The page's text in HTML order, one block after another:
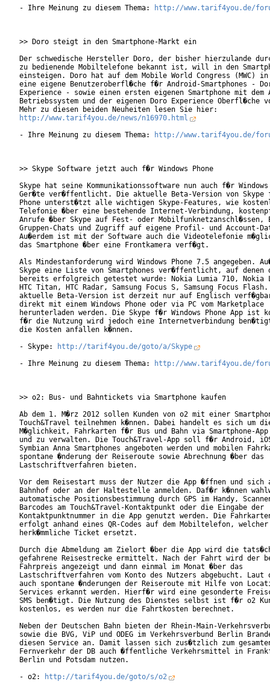
- Ihre Meinung zu diesem Thema:
http://www.tarif4you.de/
>> Doro steigt in den Smartphone-Markt ein
Der schwedische Hersteller Doro, der bisher hierzulande
zu bedienende Mobiltelefone bekannt ist, will in den
einsteigen. Doro hat auf dem Mobile World Congress (MWC)
eine eigene Benutzeroberfl�che f�r Android-Smartphones -
Experience - sowie einen ersten eigenen Smartphone mit dem
Betriebssystem und der eigenen Doro Experience
http://www.tarif4you.de/news/n16970.html
- Ihre Meinung zu diesem Thema:
http://www.tarif4you.de/
>> Skype Software jetzt auch f�r Windows Phone
Skype hat seine Kommunikationssoftware nun auch f�r Windows
Ger�te ver�ffentlicht. Die aktuelle Beta-Version von Skype
Phone unterst�tzt alle wichtigen Skype-Features, wie
Telefonie �ber eine bestehende Internet-Verbindung,
Anrufe �ber Skype auf Fest- oder Mobilfunknetzanschl�ssen,
Gruppen-Chats und Zugriff auf eigene Profil- und Account-
Au�erdem ist mit der Software auch die Videotelefonie
das Smartphone �ber eine Frontkamera verf�gt.
Als Mindestanforderung wird Windows Phone 7.5 angegeben.
Skype eine Liste von Smartphones ver�ffentlicht, auf denen
bereits erfolgreich getestet wurde: Nokia Lumia 710, Nokia
HTC Titan, HTC Radar, Samsung Focus S, Samsung Focus
aktuelle Beta-Version ist derzeit nur auf Englisch
direkt mit einem Windows Phone oder via PC vom Marketplace
herunterladen werden. Die Skype f�r Windows Phone App ist
f�r die Nutzung wird jedoch eine Internetverbindung
die Kosten anfallen k�nnen.
- Skype:
http://tarif4you.de/goto/a/Skype
- Ihre Meinung zu diesem Thema:
http://www.tarif4you.de/
>> o2: Bus- und Bahntickets via Smartphone kaufen
Ab dem 1. M�rz 2012 sollen Kunden von o2 mit einer
Touch&Travel teilnehmen k�nnen. Dabei handelt es sich um
M�glichkeit, Fahrkarten f�r Bus und Bahn via Smartphone-
und zu verwalten. Die Touch&Travel-App soll f�r Android,
Symbian Anna Smartphones angeboten werden und mobilen
spontane �nderung der Reiseroute sowie Abrechnung �ber das
Lastschriftverfahren bieten.
Vor dem Reisestart muss der Nutzer die App �ffnen und sich
Bahnhof oder an der Haltestelle anmelden. Daf�r k�nnen
automatische Positionsbestimmung durch GPS im Handy,
Barcodes am Touch&Travel-Kontaktpunkt oder die Eingabe der
Kontaktpunktnummer in die App genutzt werden. Die
erfolgt anhand eines QR-Codes auf dem Mobiltelefon, welcher
herk�mmliche Ticket ersetzt.
Durch die Abmeldung am Zielort �ber die App wird die
gefahrene Reisestrecke ermittelt. Nach der Fahrt wird der
Fahrpreis angezeigt und dann einmal im Monat �ber das
Lastschriftverfahren vom Konto des Nutzers abgebucht. Laut
auch spontane �nderungen der Reiseroute mit Hilfe von
Services erkannt werden. Hierf�r wird eine gesonderte
SMS ben�tigt. Die Nutzung des Dienstes selbst ist f�r o2
kostenlos, es werden nur die Fahrtkosten berechnet.
Neben der Deutschen Bahn bieten der Rhein-Main-
sowie die BVG, ViP und ODEG im Verkehrsverbund Berlin
diesen Service an. Damit lassen sich zus�tzlich zum
Fernverkehr der DB auch �ffentliche Verkehrsmittel in
Berlin und Potsdam nutzen.
- o2:
http://tarif4you.de/goto/s/o2